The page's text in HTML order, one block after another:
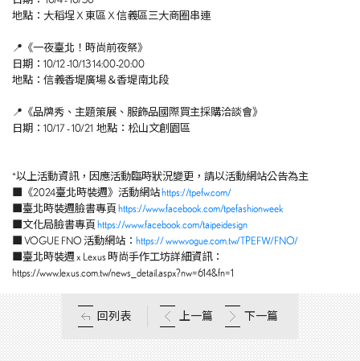
地點：大稻埕 X 東區 X 信義區三大商圈串連
📍《一夜臺北！時尚前夜祭》
日期：10/12 -10/13 14:00-20:00
地點：信義香堤廣場＆香堤南北段
📍《品牌秀、主題策展、服飾品國際買主採購洽談會》
日期：10/17 - 10/21 地點：松山文創園區
*以上活動資訊，因應活動臨時狀況變更，請以活動網站公告為主
■《2024臺北時裝週》活動網站 https://tpefw.com/
■臺北時裝週臉書專頁 https://www.facebook.com/tpefashionweek
■文化局臉書專頁 https://www.facebook.com/taipeidesign
■ VOGUE FNO 活動網站： https:// www.vogue.com.tw/TPEFW/FNO/
■臺北時裝週 x Lexus 時尚手作工坊詳細資訊：
https://www.lexus.com.tw/news_detail.aspx?nw=614&fn=1
回列表 上一篇 下一篇